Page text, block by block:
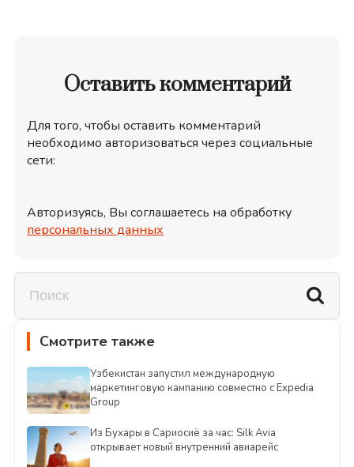
Оставить комментарий
Для того, чтобы оставить комментарий
необходимо авторизоваться через социальные
сети:
Авторизуясь, Вы соглашаетесь на обработку
персональных данных
Смотрите также
Узбекистан запустил международную
маркетинговую кампанию совместно с Expedia
Group
Из Бухары в Сариосиё за час: Silk Avia
открывает новый внутренний авиарейс